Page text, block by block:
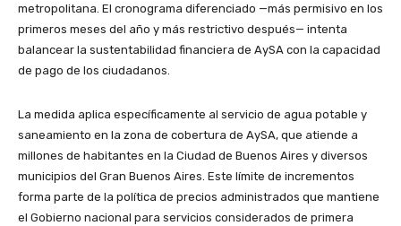
metropolitana. El cronograma diferenciado —más permisivo en los
primeros meses del año y más restrictivo después— intenta
balancear la sustentabilidad financiera de AySA con la capacidad
de pago de los ciudadanos.
La medida aplica específicamente al servicio de agua potable y
saneamiento en la zona de cobertura de AySA, que atiende a
millones de habitantes en la Ciudad de Buenos Aires y diversos
municipios del Gran Buenos Aires. Este límite de incrementos
forma parte de la política de precios administrados que mantiene
el Gobierno nacional para servicios considerados de primera